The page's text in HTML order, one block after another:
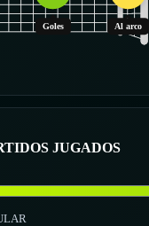
Goles Al arco
JUGADOS